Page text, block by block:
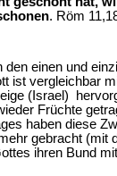
. Röm
den einen und
ist vergleichbar
(Israel)
Früchte
haben diese
gebracht (mit
ihren Bund